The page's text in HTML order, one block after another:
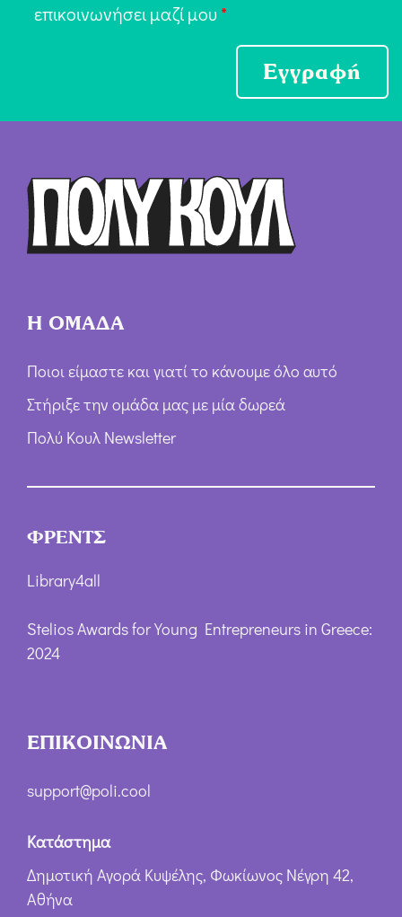
ή
επικοινωνήσει μαζί μου *
Εγγραφή
Η ΟΜΑΔΑ
Ποιοι είμαστε και γιατί το κάνουμε όλο αυτό
Στήριξε την ομάδα μας με μία δωρεά
Πολύ Κουλ Newsletter
ΦΡΕΝΤΣ
Library4all
Stelios Awards for Young Entrepreneurs in Greece:
2024
ΕΠΙΚΟΙΝΩΝΙΑ
support@poli.cool
Κατάστημα
Δημοτική Αγορά Κυψέλης, Φωκίωνος Νέγρη 42,
Αθήνα